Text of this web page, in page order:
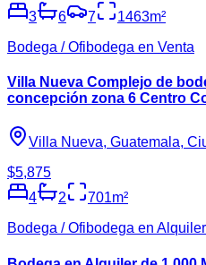
3
6 7 1463m²
Bodega / Ofibodega en Venta
Villa Nueva Complejo de
concepción zona 6 Centro
Villa Nueva, Guatemala,
$5,875
4
2 701m²
Bodega / Ofibodega en Alquiler